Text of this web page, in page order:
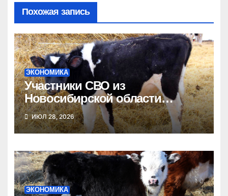
Похожая запись
ЭКОНОМИКА
Участники СВО из
Новосибирской области
получат гранты на развитие
агробизнеса
ИЮЛ 28, 2026
ЭКОНОМИКА